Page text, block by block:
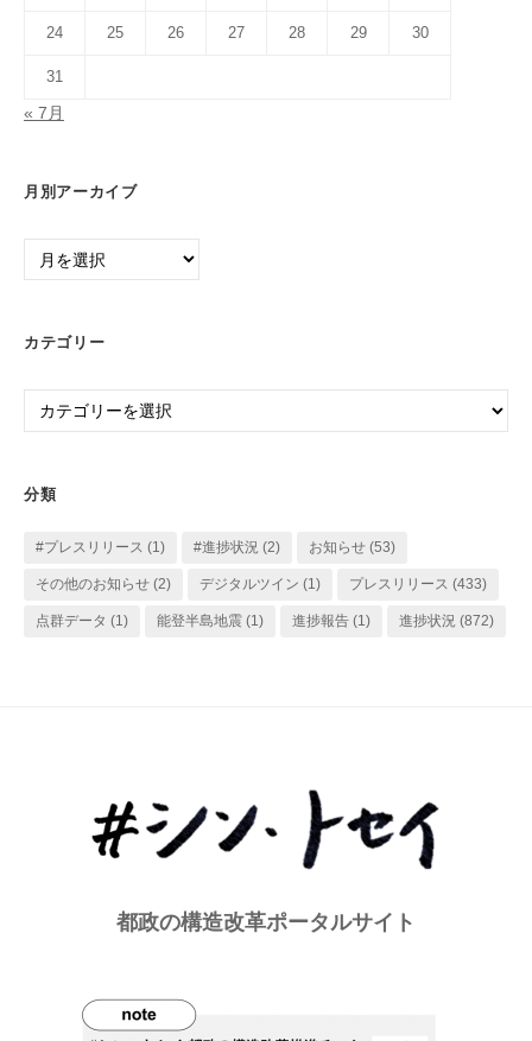
24 25 26 27 28 29 30
31
« 7月
月別アーカイブ
月
カ
カテゴリー
カ
ー
分類
#プレスリリース (1) #進捗状況 (2) お知らせ (53)
その他のお知らせ (2) デジタルツイン (1) プレスリリース (433)
点群データ (1) 能登半島地震 (1) 進捗報告 (1) 進捗状況 (872)
都政の構造改革ポータルサイト